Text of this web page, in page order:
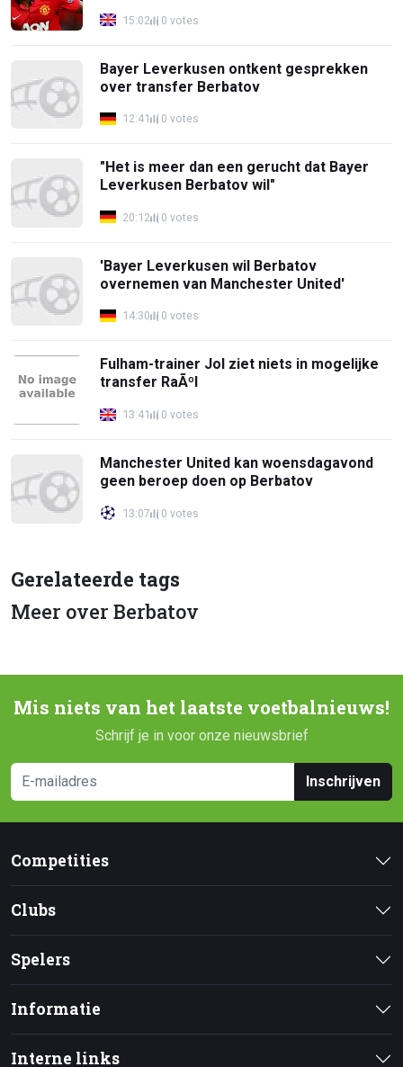
15:02 0 votes
Bayer Leverkusen ontkent gesprekken
over transfer Berbatov
12:41 0 votes
"Het is meer dan een gerucht dat Bayer
Leverkusen Berbatov wil"
20:12 0 votes
'Bayer Leverkusen wil Berbatov
overnemen van Manchester United'
14:30 0 votes
Fulham-trainer Jol ziet niets in mogelijke
transfer RaÃºl
13:41 0 votes
Manchester United kan woensdagavond
geen beroep doen op Berbatov
13:07 0 votes
Gerelateerde tags
Meer over Berbatov
Mis niets van het laatste voetbalnieuws!
Schrijf je in voor onze nieuwsbrief
Inschrijven
Competities
Clubs
Spelers
Informatie
Interne links